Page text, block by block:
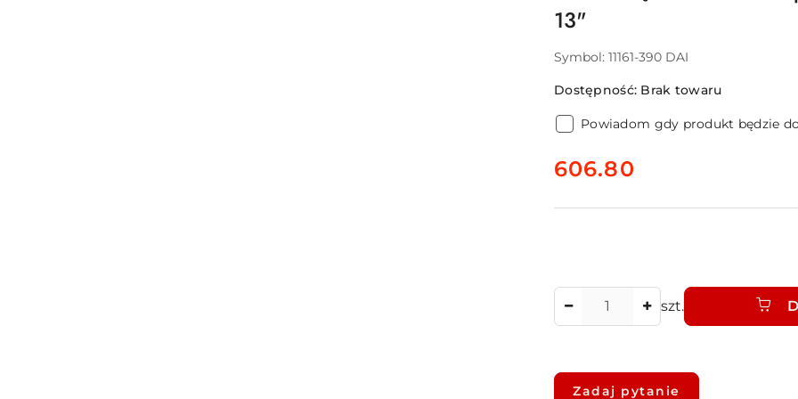
13"
Symbol: 11161-390 DAI
Dostępność: Brak towaru
Powiadom gdy produkt będzie
cena:
606.80
szt.
Dostępność
Zadaj pytanie